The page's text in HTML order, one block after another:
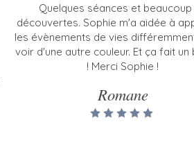
Quelques séances et beaucoup
découvertes. Sophie m'a aidée à
les évènements de vies
voir d'une autre couleur. Et ça fait un
! Merci Sophie !
Romane